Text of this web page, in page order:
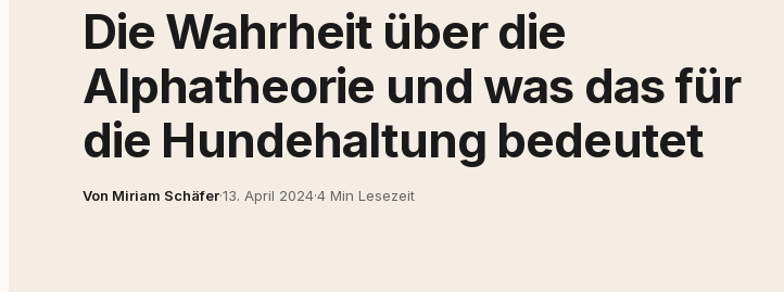
Die Wahrheit über die
Alphatheorie und was das für
die Hundehaltung bedeutet
Von Miriam Schäfer·13. April 2024·4 Min Lesezeit